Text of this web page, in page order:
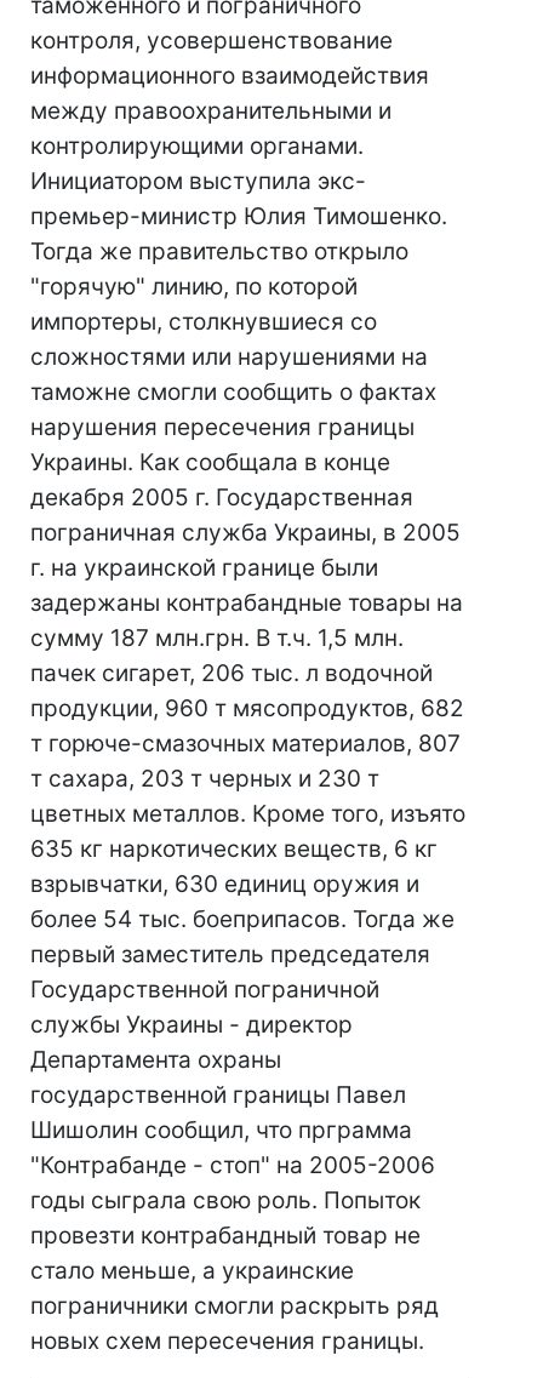
контроля, усовершенствование
информационного взаимодействия
между правоохранительными и
контролирующими органами.
Инициатором выступила экс-
премьер-министр Юлия Тимошенко.
Тогда же правительство открыло
"горячую" линию, по которой
импортеры, столкнувшиеся со
сложностями или нарушениями на
таможне смогли сообщить о фактах
нарушения пересечения границы
Украины. Как сообщала в конце
декабря 2005 г. Государственная
пограничная служба Украины, в 2005
г. на украинской границе были
задержаны контрабандные товары на
сумму 187 млн.грн. В т.ч. 1,5 млн.
пачек сигарет, 206 тыс. л водочной
продукции, 960 т мясопродуктов, 682
т горюче-смазочных материалов, 807
т сахара, 203 т черных и 230 т
цветных металлов. Кроме того, изъято
635 кг наркотических веществ, 6 кг
взрывчатки, 630 единиц оружия и
более 54 тыс. боеприпасов. Тогда же
первый заместитель председателя
Государственной пограничной
службы Украины - директор
Департамента охраны
государственной границы Павел
Шишолин сообщил, что прграмма
"Контрабанде - стоп" на 2005-2006
годы сыграла свою роль. Попыток
провезти контрабандный товар не
стало меньше, а украинские
пограничники смогли раскрыть ряд
новых схем пересечения границы.